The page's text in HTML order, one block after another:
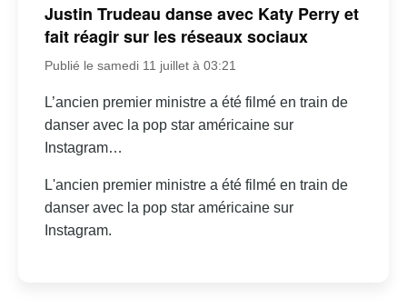
Justin Trudeau danse avec Katy Perry et
fait réagir sur les réseaux sociaux
Publié le samedi 11 juillet à 03:21
L’ancien premier ministre a été filmé en train de
danser avec la pop star américaine sur
Instagram…
L'ancien premier ministre a été filmé en train de
danser avec la pop star américaine sur
Instagram.